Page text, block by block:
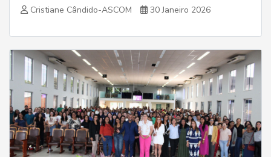
Cristiane Cândido-ASCOM 30 Janeiro 2026